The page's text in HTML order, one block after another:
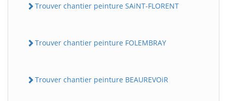
Trouver chantier peinture SAiNT-FLORENT
Trouver chantier peinture FOLEMBRAY
Trouver chantier peinture BEAUREVOiR